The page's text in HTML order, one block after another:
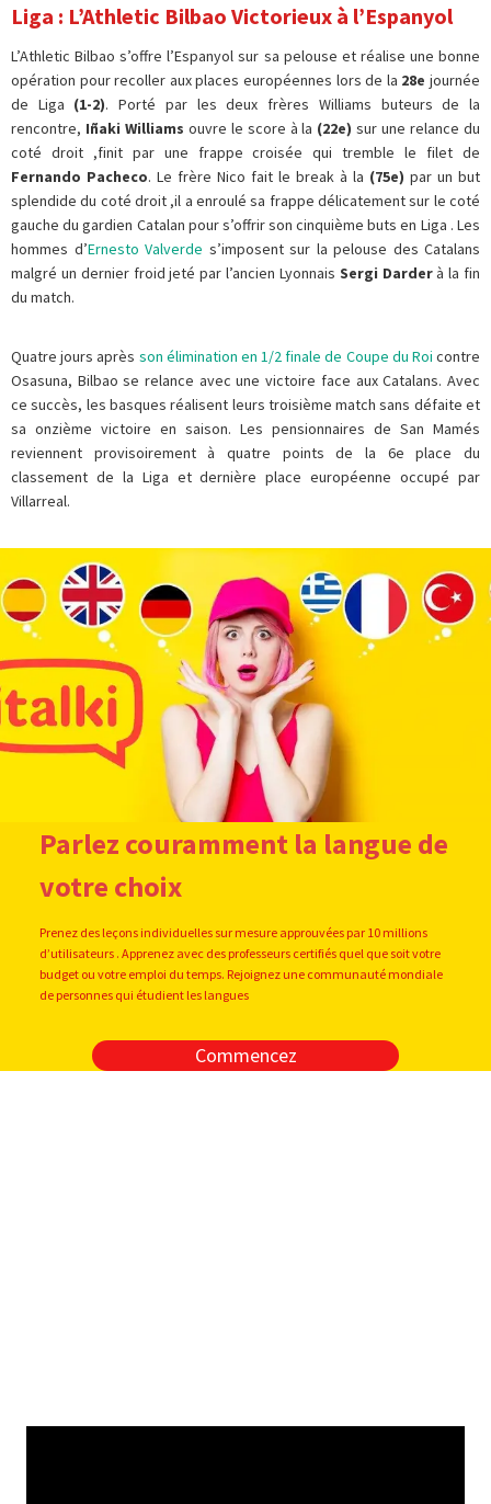
Liga : L’Athletic Bilbao Victorieux à l’Espanyol
L’Athletic Bilbao s’offre l’Espanyol sur sa pelouse et réalise une bonne
opération pour recoller aux places européennes lors de la 28e journée
de Liga (1-2). Porté par les deux frères Williams buteurs de la
rencontre, Iñaki Williams ouvre le score à la (22e) sur une relance du
coté droit ,finit par une frappe croisée qui tremble le filet de
Fernando Pacheco. Le frère Nico fait le break à la (75e) par un but
splendide du coté droit ,il a enroulé sa frappe délicatement sur le coté
gauche du gardien Catalan pour s’offrir son cinquième buts en Liga . Les
hommes d’Ernesto Valverde s’imposent sur la pelouse des Catalans
malgré un dernier froid jeté par l’ancien Lyonnais Sergi Darderà la fin
du match.
Quatre jours après son élimination en 1/2 finale de Coupe du Roi contre
Osasuna, Bilbao se relance avec une victoire face aux Catalans. Avec
ce succès, les basques réalisent leurs troisième match sans défaite et
sa onzième victoire en saison. Les pensionnaires de San Mamés
reviennent provisoirement à quatre points de la 6e place du
classement de la Liga et dernière place européenne occupé par
Villarreal.
Parlez couramment la langue de
votre choix
Prenez des leçons individuelles sur mesure approuvées par 10 millions
d’utilisateurs . Apprenez avec des professeurs certifiés quel que soit votre
budget ou votre emploi du temps. Rejoignez une communauté mondiale
de personnes qui étudient les langues
Commencez